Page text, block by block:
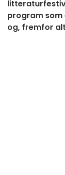
program
og, fremfor